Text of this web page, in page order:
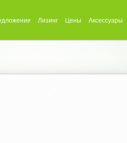
Лизинг Цены Аксессуары